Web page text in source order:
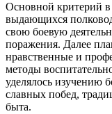
Основной критерий
выдающихся
свою боевую
поражения. Далее
нравственные и
методы
уделялось изучению
славных побед,
быта.